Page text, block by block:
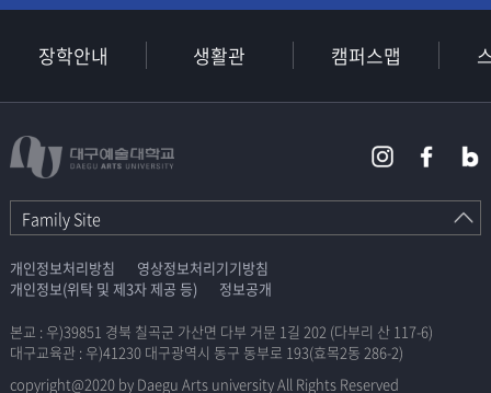
장학안내 생활관 캠퍼스맵
Family Site
개인정보처리방침
영상정보처리기기방침
개인정보(위탁 및 제3자 제공 등)
정보공개
본교 : 우)39851 경북 칠곡군 가산면 다부 거문 1길 202 (다부리 산 117-6)
대구교육관 : 우)41230 대구광역시 동구 동부로 193(효목2동 286-2)
copyright@2020 by Daegu Arts university All Rights Reserved